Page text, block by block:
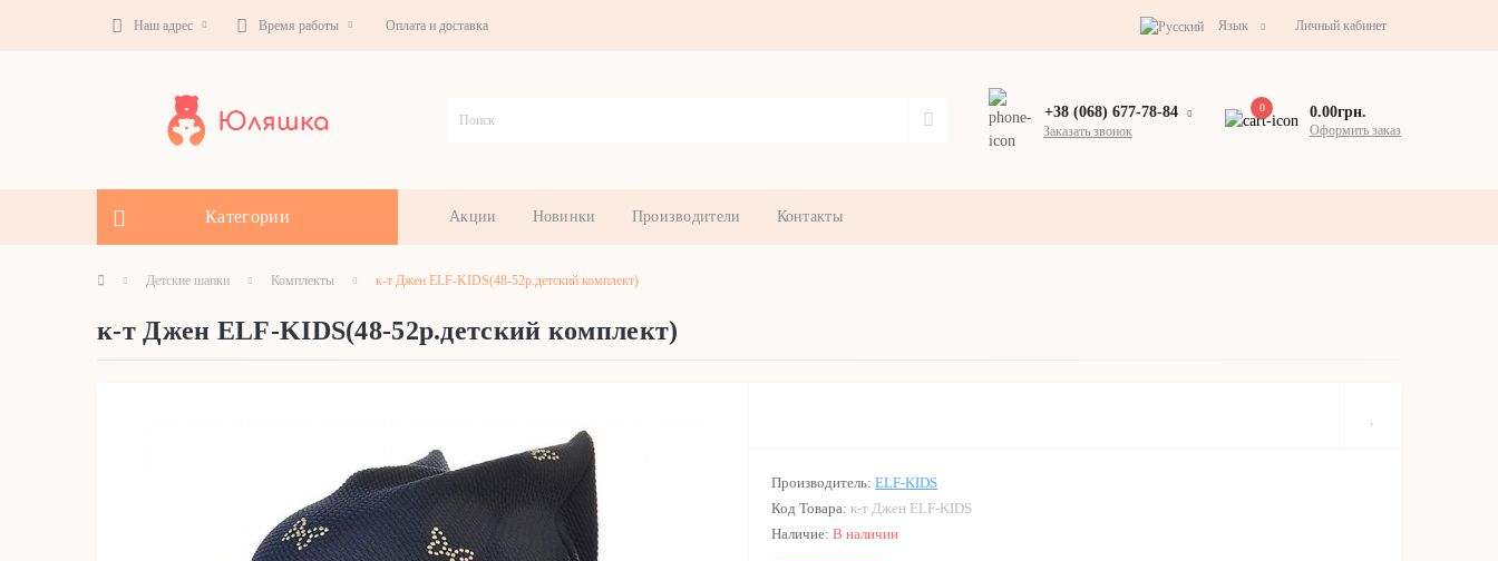
Наш адрес Время работы Оплата и доставка Язык Личный кабинет
+38 (068) 677-78-84
Заказать звонок
0 0.00грн.
Оформить заказ
Категории Акции Новинки Производители Контакты
Детские шапки Комплекты к-т Джен ELF-KIDS(48-52р.детский комплект)
к-т Джен ELF-KIDS(48-52р.детский комплект)
Производитель: ELF-KIDS
Код Товара: к-т Джен ELF-KIDS
Наличие: В наличии